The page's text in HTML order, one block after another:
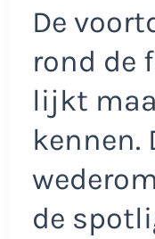
De
rond de
lijkt
kennen.
de